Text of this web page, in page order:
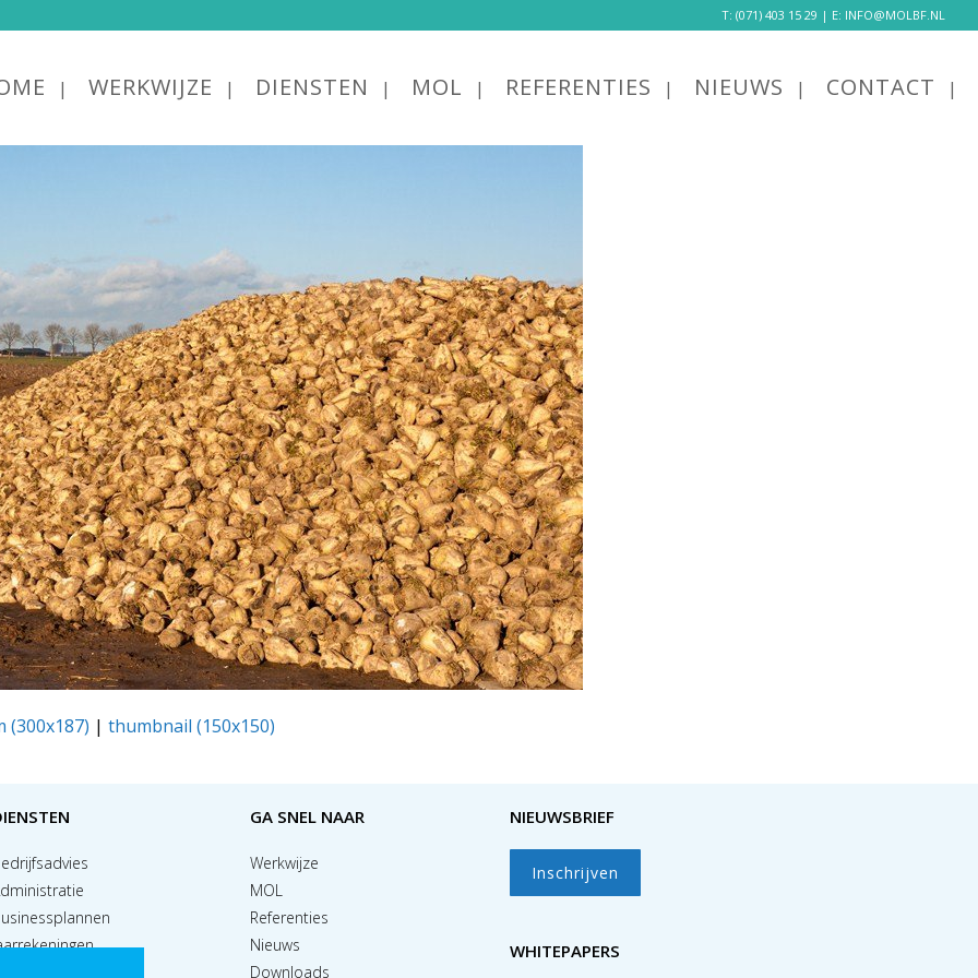
T: (071) 403 15 29 | E: INFO@MOLBF.NL
WERKWIJZE DIENSTEN MOL REFERENTIES NIEUWS CONTACT
(300x187) | thumbnail (150x150)
GA SNEL NAAR
Werkwijze
MOL
Referenties
Nieuws
Downloads
NIEUWSBRIEF
Inschrijven
WHITEPAPERS